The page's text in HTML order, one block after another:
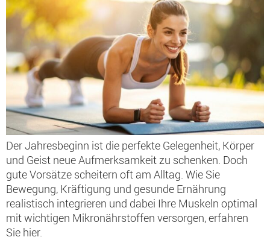
Der Jahresbeginn ist die perfekte Gelegenheit, Körper
und Geist neue Aufmerksamkeit zu schenken. Doch
gute Vorsätze scheitern oft am Alltag. Wie Sie
Bewegung, Kräftigung und gesunde Ernährung
realistisch integrieren und dabei Ihre Muskeln optimal
mit wichtigen Mikronährstoffen versorgen, erfahren
Sie hier.